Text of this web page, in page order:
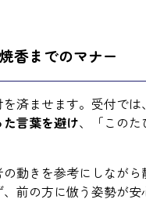
香までのマナー
済ませます。受付で
言葉を避け、「この
動きを参考にしなが
前の方に倣う姿勢が